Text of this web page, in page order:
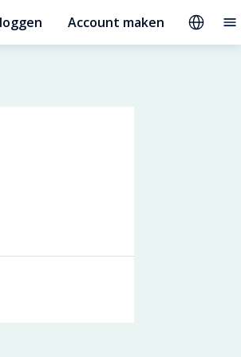
Account maken